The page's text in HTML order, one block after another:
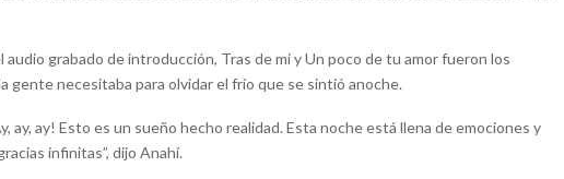
audio grabado de introducción, Tras de mí y Un poco de tu amor fueron los
gente necesitaba para olvidar el frío que se sintió anoche.
ay, ay! Esto es un sueño hecho realidad. Esta noche está llena de emociones y
infinitas”, dijo Anahí.